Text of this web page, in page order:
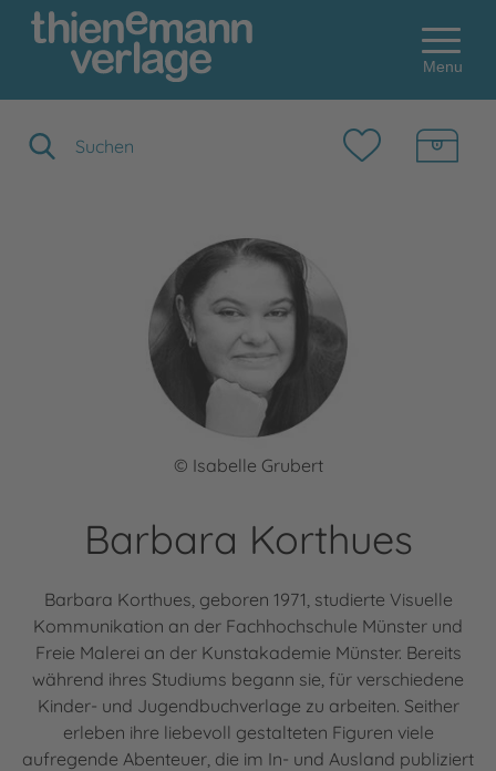
Menu
© Isabelle Grubert
Barbara Korthues
Barbara Korthues, geboren 1971, studierte Visuelle
Kommunikation an der Fachhochschule Münster und
Freie Malerei an der Kunstakademie Münster. Bereits
während ihres Studiums begann sie, für verschiedene
Kinder- und Jugendbuchverlage zu arbeiten. Seither
erleben ihre liebevoll gestalteten Figuren viele
aufregende Abenteuer, die im In- und Ausland publiziert